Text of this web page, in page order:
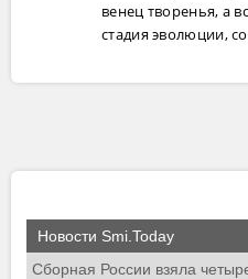
венец творенья, а
стадия эволюции,